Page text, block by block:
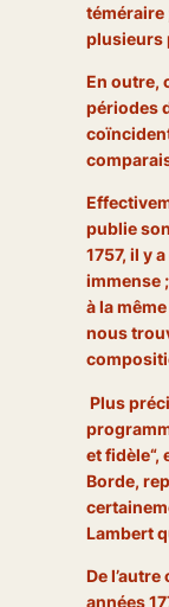
téméraire
plusieurs
En outre,
périodes
publie
1757, il y
immense
à la
nous
Plus
et fidèle“,
Borde,
Lambert
De
années